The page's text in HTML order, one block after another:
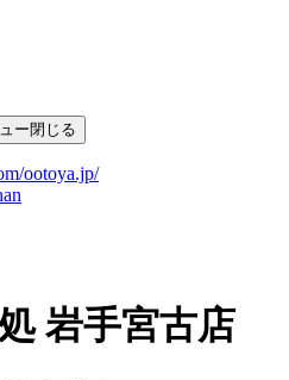
ー閉じる
ootoya.jp/
岩手宮古店